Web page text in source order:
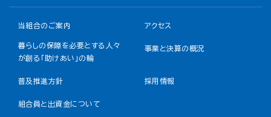
当組合のご案内 アクセス
暮らしの保障を必要とする人々
が創る「助けあい」の輪
事業と決算の概況
普及推進方針 採用情報
組合員と出資金について